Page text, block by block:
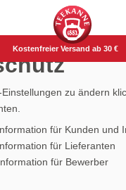
öffnen
Kostenfreier Versand ab 30 €
zu ändern
für Kunden und
für Lieferanten
für Bewerber